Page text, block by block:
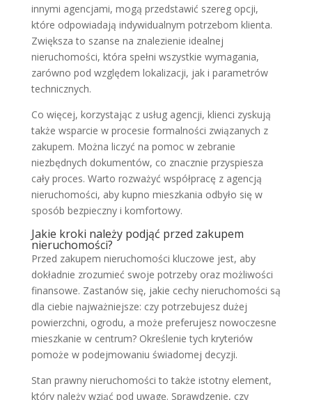
innymi agencjami, mogą przedstawić szereg opcji,
które odpowiadają indywidualnym potrzebom klienta.
Zwiększa to szanse na znalezienie idealnej
nieruchomości, która spełni wszystkie wymagania,
zarówno pod względem lokalizacji, jak i parametrów
technicznych.
Co więcej, korzystając z usług agencji, klienci zyskują
także wsparcie w procesie formalności związanych z
zakupem. Można liczyć na pomoc w zebranie
niezbędnych dokumentów, co znacznie przyspiesza
cały proces. Warto rozważyć współpracę z agencją
nieruchomości, aby kupno mieszkania odbyło się w
sposób bezpieczny i komfortowy.
Jakie kroki należy podjąć przed zakupem
nieruchomości?
Przed zakupem nieruchomości kluczowe jest, aby
dokładnie zrozumieć swoje potrzeby oraz możliwości
finansowe. Zastanów się, jakie cechy nieruchomości są
dla ciebie najważniejsze: czy potrzebujesz dużej
powierzchni, ogrodu, a może preferujesz nowoczesne
mieszkanie w centrum? Określenie tych kryteriów
pomoże w podejmowaniu świadomej decyzji.
Stan prawny nieruchomości to także istotny element,
który należy wziąć pod uwagę. Sprawdzenie, czy